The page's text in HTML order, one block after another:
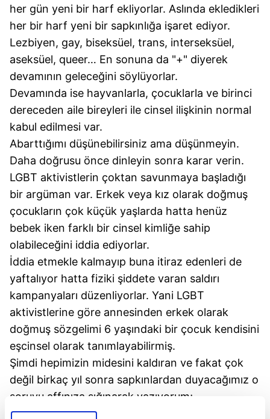
her gün yeni bir harf ekliyorlar. Aslında ekledikleri
her bir harf yeni bir sapkınlığa işaret ediyor.
Lezbiyen, gay, biseksüel, trans, interseksüel,
aseksüel, queer… En sonuna da "+" diyerek
devamının geleceğini söylüyorlar.
Devamında ise hayvanlarla, çocuklarla ve birinci
dereceden aile bireyleri ile cinsel ilişkinin normal
kabul edilmesi var.
Abarttığımı düşünebilirsiniz ama düşünmeyin.
Daha doğrusu önce dinleyin sonra karar verin.
LGBT aktivistlerin çoktan savunmaya başladığı
bir argüman var. Erkek veya kız olarak doğmuş
çocukların çok küçük yaşlarda hatta henüz
bebek iken farklı bir cinsel kimliğe sahip
olabileceğini iddia ediyorlar.
İddia etmekle kalmayıp buna itiraz edenleri de
yaftalıyor hatta fiziki şiddete varan saldırı
kampanyaları düzenliyorlar. Yani LGBT
aktivistlerine göre annesinden erkek olarak
doğmuş sözgelimi 6 yaşındaki bir çocuk kendisini
eşcinsel olarak tanımlayabilirmiş.
Şimdi hepimizin midesini kaldıran ve fakat çok
değil birkaç yıl sonra sapkınlardan duyacağımız o
soruyu affınıza sığınarak yazıyorum;
"kendini eşcinsel olarak tanımlayan altı yaşındaki